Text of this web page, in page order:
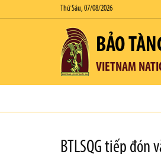
Thứ Sáu, 07/08/2026
BẢO
VIETNAM
BTLSQG tiếp đón